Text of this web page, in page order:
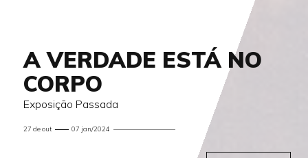
A VERDADE ESTÁ NO
CORPO
Exposição Passada
27 de out 07 jan/2024